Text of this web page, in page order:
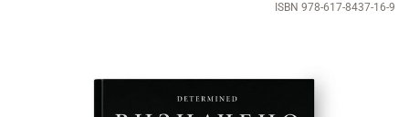
ISBN 978-617-8437-16-9